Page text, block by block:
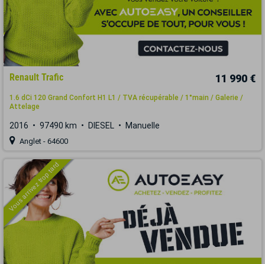
Renault Trafic 11 990 €
1.6 dCi 120 Grand Confort H1 L1 / TVA récupérable / 1°main / Galerie /
Attelage
2016 97490 km DIESEL Manuelle
Anglet - 64600
Vous arrivez trop tard